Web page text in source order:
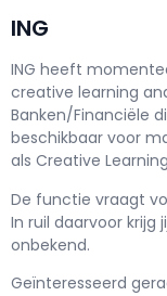
ING
ING heeft
creative learning
Banken/Financiële
beschikbaar voor
als Creative
De functie vraagt
In ruil daarvoor krijg
onbekend.
Geïnteresseerd